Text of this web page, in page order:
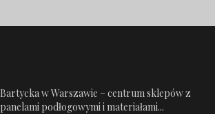
Bartycka w Warszawie – centrum sklepów z
panelami podłogowymi i materiałami...